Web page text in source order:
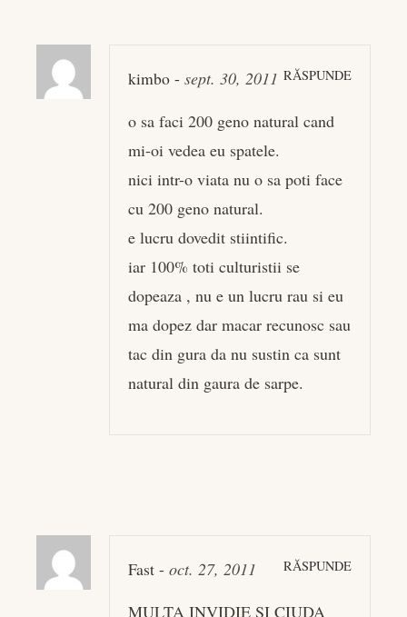
kimbo - sept. 30, 2011 RĂSPUNDE
o sa faci 200 geno natural cand
mi-oi vedea eu spatele.
nici intr-o viata nu o sa poti face
cu 200 geno natural.
e lucru dovedit stiintific.
iar 100% toti culturistii se
dopeaza , nu e un lucru rau si eu
ma dopez dar macar recunosc sau
tac din gura da nu sustin ca sunt
natural din gaura de sarpe.
Fast - oct. 27, 2011 RĂSPUNDE
MULTA INVIDIE SI CIUDA